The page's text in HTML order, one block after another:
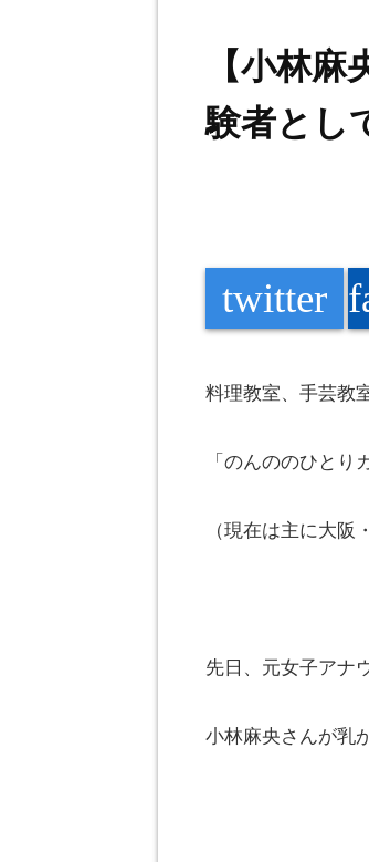
【小林
験者とし
twitter
料理教室、手芸教
「 のんののひとり
（現在は主に大阪
先日、元女子アナ
小林麻央さんが乳